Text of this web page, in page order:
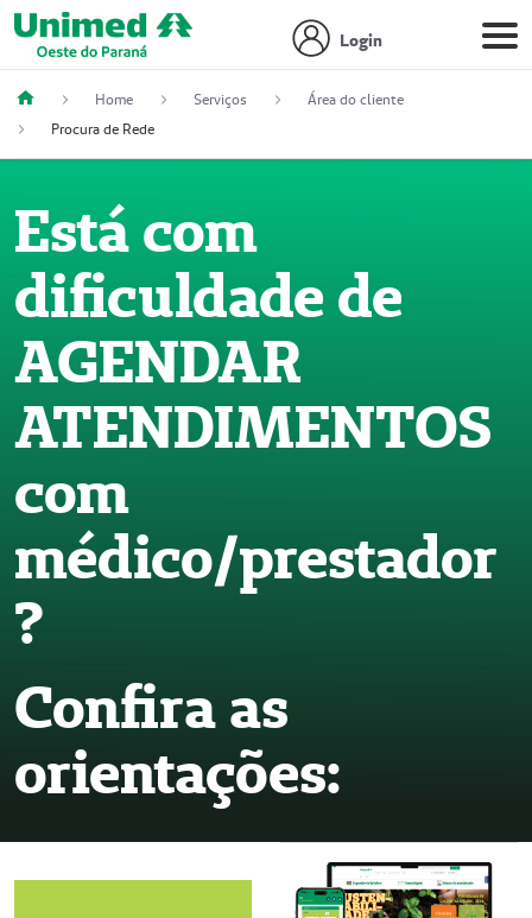
Login
Home Serviços
Área do cliente
Procura de Rede
Está com
dificuldade de
AGENDAR
ATENDIMENTOS
com
médico/prestador
?
Confira as
orientações: